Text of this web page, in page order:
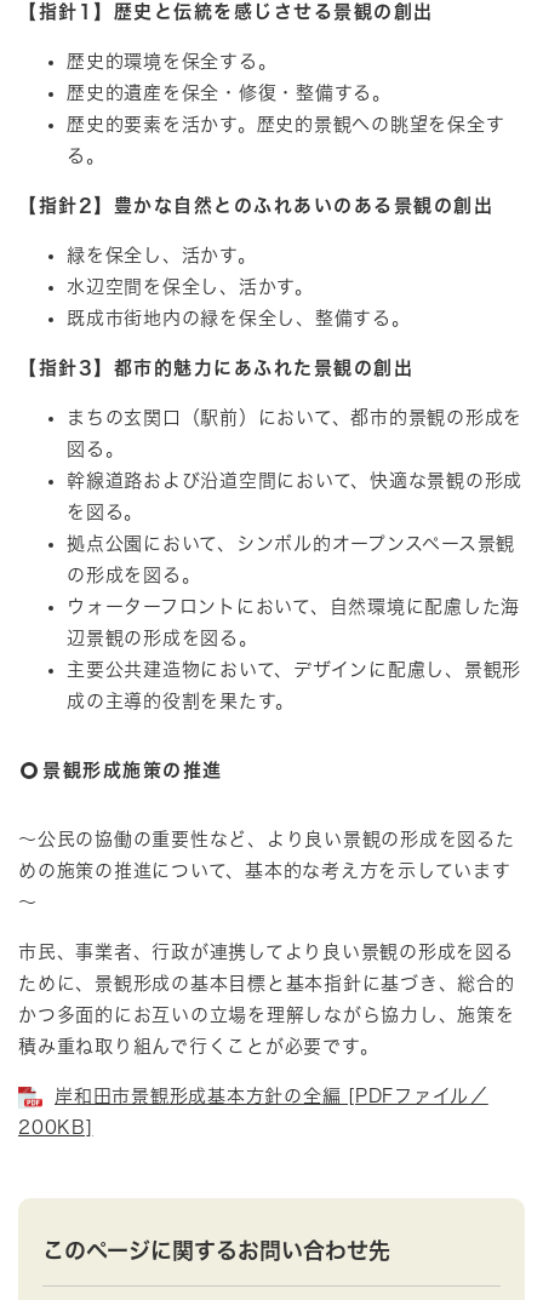
【指針1】歴史と伝統を感じさせる景観の創出
歴史的環境を保全する。
歴史的遺産を保全・修復・整備する。
歴史的要素を活かす。歴史的景観への眺望を保全す
る。
【指針2】豊かな自然とのふれあいのある景観の創出
緑を保全し、活かす。
水辺空間を保全し、活かす。
既成市街地内の緑を保全し、整備する。
【指針3】都市的魅力にあふれた景観の創出
まちの玄関口（駅前）において、都市的景観の形成を
図る。
幹線道路および沿道空間において、快適な景観の形成
を図る。
拠点公園において、シンボル的オープンスペース景観
の形成を図る。
ウォーターフロントにおいて、自然環境に配慮した海
辺景観の形成を図る。
主要公共建造物において、デザインに配慮し、景観形
成の主導的役割を果たす。
景観形成施策の推進
～公民の協働の重要性など、より良い景観の形成を図るた
めの施策の推進について、基本的な考え方を示しています
～
市民、事業者、行政が連携してより良い景観の形成を図る
ために、景観形成の基本目標と基本指針に基づき、総合的
かつ多面的にお互いの立場を理解しながら協力し、施策を
積み重ね取り組んで行くことが必要です。
岸和田市景観形成基本方針の全編 [PDFファイル／
200KB]
このページに関するお問い合わせ先